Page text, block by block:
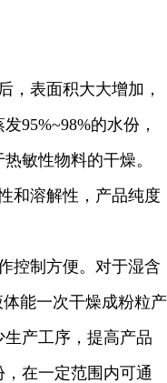
，表面积大大增加，
发95%~98%的水份，
敏性物料的干燥。
和溶解性，产品纯度
控制方便。对于湿含
体能一次干燥成粉粒产
产工序，提高产品
在一定范围内可通